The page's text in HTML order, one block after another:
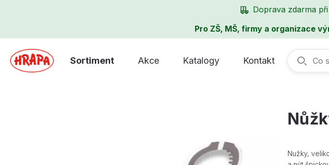
Doprava zdarma
Pro ZŠ, MŠ, firmy a organizace
Sortiment Akce Katalogy Kontakt
Nužky,